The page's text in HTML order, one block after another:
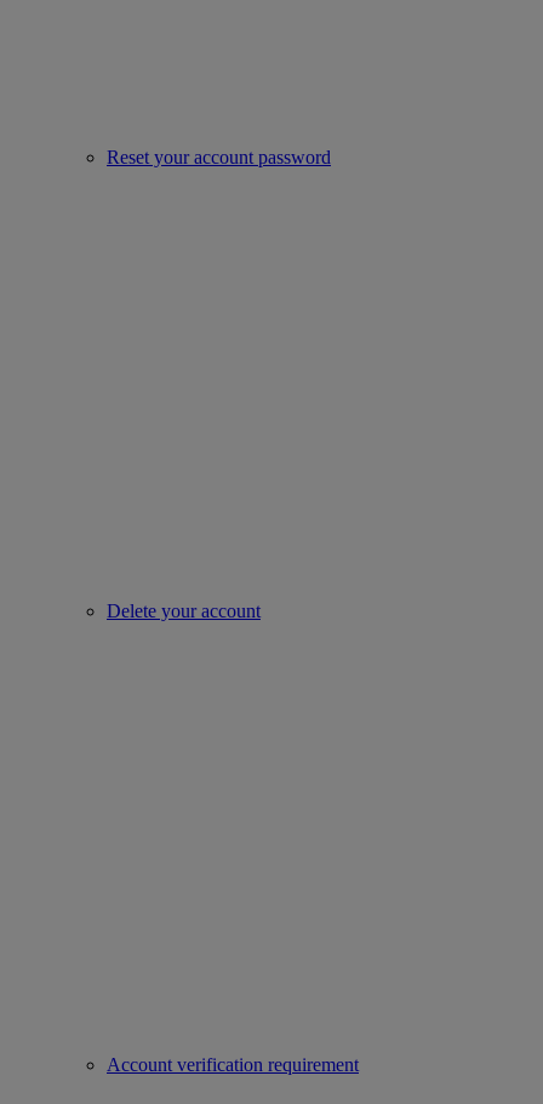
Reset your account password
Delete your account
Account verification requirement